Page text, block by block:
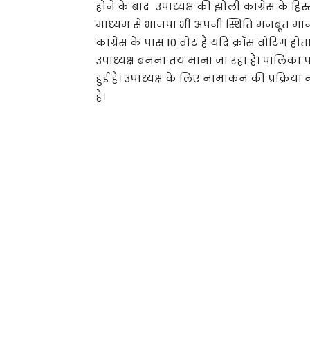
होने के बाद उपाध्यक्ष की झोली कांग्रेस के
माध्यम से भाजपा भी अपनी स्थिति मजबूत मान
कांग्रेस के पास 10 वोट है यदि क्रॉस वोटिंग
उपाध्यक्ष बनना तय माना जा रहा है।
हुई है। उपाध्यक्ष के लिए नामांकन की
है।